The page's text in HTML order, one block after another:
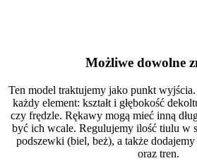
Możliwe dowolne
Ten model traktujemy jako punkt
każdy element: kształt i głębokość
czy frędzle. Rękawy mogą mieć inną
być ich wcale. Regulujemy ilość tiulu w
podszewki (biel, beż), a także
oraz tren.